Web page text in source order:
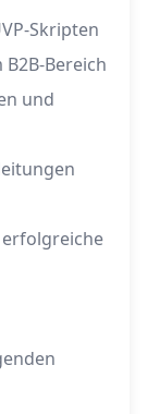
Skripten
Bereich
und